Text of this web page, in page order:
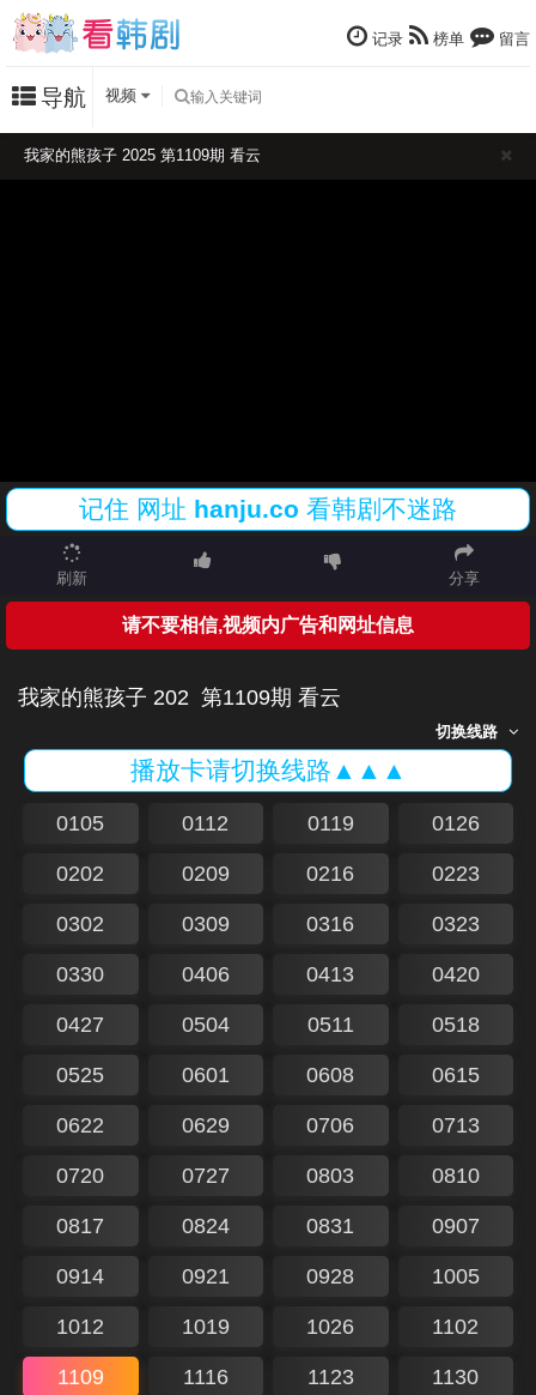
记录 榜单 留言
导航 视频
我家的熊孩子 2025 第1109期 看云
记住 网址 hanju.co 看韩剧不迷路
刷新 分享
请不要相信,视频内广告和网址信息
我家的熊孩子 202 第1109期 看云
切换线路
播放卡请切换线路▲▲▲
0105 0112 0119 0126
0202 0209 0216 0223
0302 0309 0316 0323
0330 0406 0413 0420
0427 0504 0511 0518
0525 0601 0608 0615
0622 0629 0706 0713
0720 0727 0803 0810
0817 0824 0831 0907
0914 0921 0928 1005
1012 1019 1026 1102
1109 1116 1123 1130